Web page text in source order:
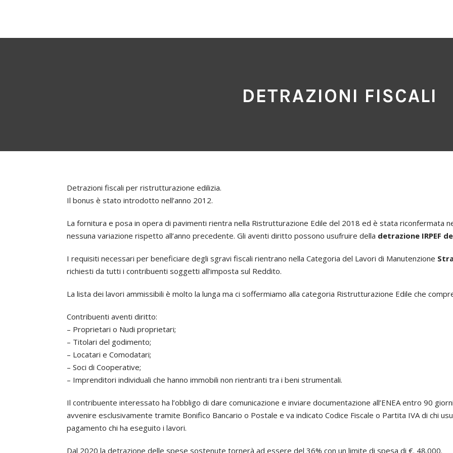
DETRAZIONI FISCALI
Detrazioni fiscali per ristrutturazione edilizia.
Il bonus è stato introdotto nell’anno 2012.
La fornitura e posa in opera di pavimenti rientra nella Ristrutturazione Edile del 2018 ed è stata riconfermata
nessuna variazione rispetto all’anno precedente. Gli aventi diritto possono usufruire della detrazione IRPEF
I requisiti necessari per beneficiare degli sgravi fiscali rientrano nella Categoria del Lavori di Manutenzione
richiesti da tutti i contribuenti soggetti all’imposta sul Reddito.
La lista dei lavori ammissibili è molto la lunga ma ci soffermiamo alla categoria Ristrutturazione Edile che
Contribuenti aventi diritto:
– Proprietari o Nudi proprietari;
– Titolari del godimento;
– Locatari e Comodatari;
– Soci di Cooperative;
– Imprenditori individuali che hanno immobili non rientranti tra i beni strumentali.
Il contribuente interessato ha l’obbligo di dare comunicazione e inviare documentazione all’ENEA entro 90
avvenire esclusivamente tramite Bonifico Bancario o Postale e va indicato Codice Fiscale o Partita IVA di chi
pagamento chi ha eseguito i lavori.
Dal 2020 la detrazione delle spese sostenute tornerà ad essere del 36% con un limite di spesa di €. 48.000.
FIERA COLOR
Via Antonio Raimondi 10, 20156 Milano (MI)
Fax +39 0233401140
Mail. info@fieracolor.com
Pec.direzione.fieracolor@pec.it
Vuoi conoscere tutti i tipi di pavimenti e
Consulta il nostro depliant!.